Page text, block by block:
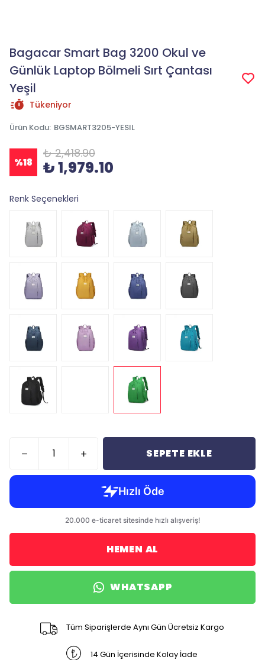
Bagacar Smart Bag 3200 Okul ve
Günlük Laptop Bölmeli Sırt Çantası
Yeşil
Tükeniyor
Ürün Kodu: BGSMART3205-YESIL
%18
₺ 2,418.90
₺ 1,979.10
Renk Seçenekleri
SEPETE EKLE
HEMEN AL
WHATSAPP
Tüm Siparişlerde Aynı Gün Ücretsiz Kargo
14 Gün İçerisinde Kolay İade